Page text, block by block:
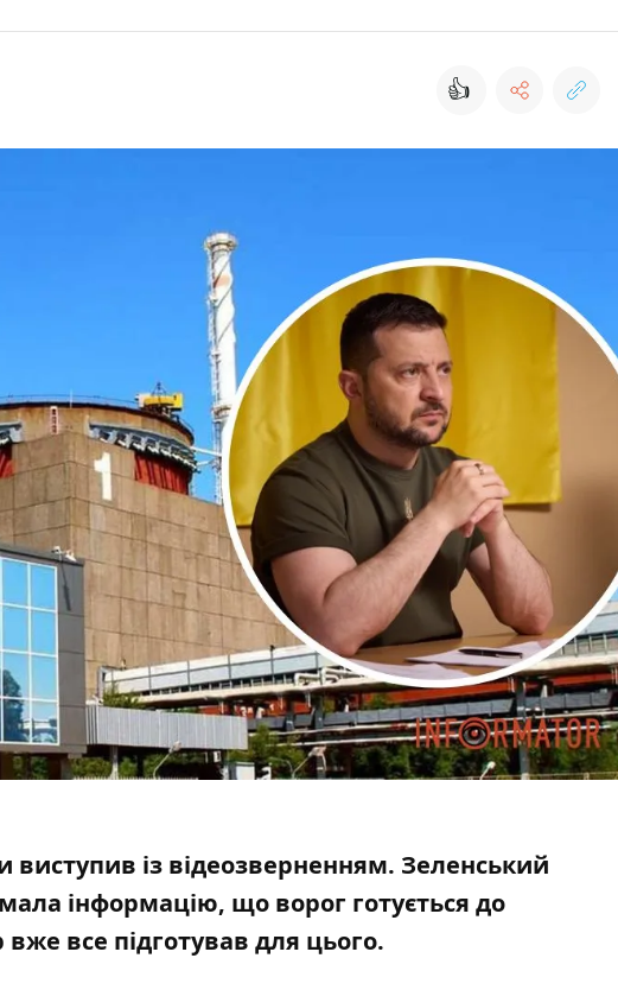
👍
із відеозверненням. Зеленський
інформацію, що ворог готується до
вже все підготував для цього.